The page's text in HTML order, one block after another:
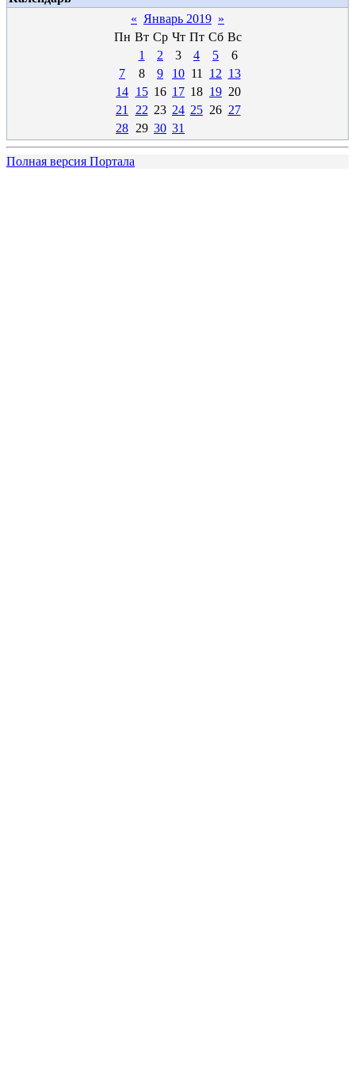
« Январь 2019 »
Пн Вт Ср Чт Пт Сб Вс
1
2 3 4 5
6
7
8 9 10 11 12 13
14 15 16 17 18 19 20
21
22 23 24 25 26 27
28 29 30 31
Полная версия Портала